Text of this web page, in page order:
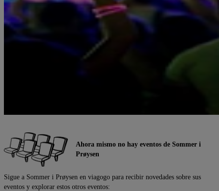
Ahora mismo no hay eventos de Sommer i
Prøysen
Sigue a Sommer i Prøysen en viagogo para recibir novedades sobre sus
eventos y explorar estos otros eventos: